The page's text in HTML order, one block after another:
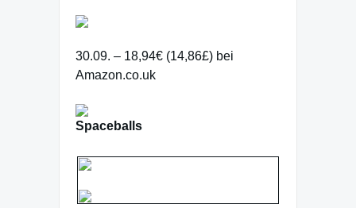
30.09. – 18,94€ (14,86£) bei
Amazon.co.uk
Spaceballs